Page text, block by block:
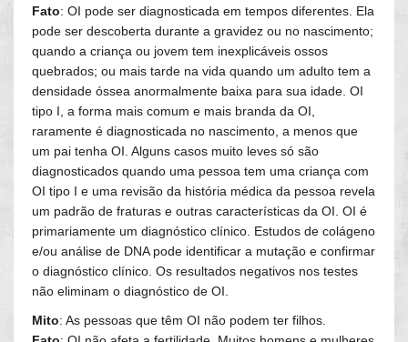
Fato: OI pode ser diagnosticada em tempos diferentes. Ela
pode ser descoberta durante a gravidez ou no nascimento;
quando a criança ou jovem tem inexplicáveis ossos
quebrados; ou mais tarde na vida quando um adulto tem a
densidade óssea anormalmente baixa para sua idade. OI
tipo I, a forma mais comum e mais branda da OI,
raramente é diagnosticada no nascimento, a menos que
um pai tenha OI. Alguns casos muito leves só são
diagnosticados quando uma pessoa tem uma criança com
OI tipo I e uma revisão da história médica da pessoa revela
um padrão de fraturas e outras características da OI. OI é
primariamente um diagnóstico clínico. Estudos de colágeno
e/ou análise de DNA pode identificar a mutação e confirmar
o diagnóstico clínico. Os resultados negativos nos testes
não eliminam o diagnóstico de OI.
Mito: As pessoas que têm OI não podem ter filhos.